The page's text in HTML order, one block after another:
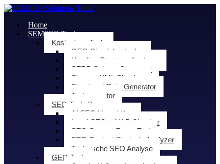
Home
SEMSEO Tools
Kostenlose Tools
GEO Check kostenlos
Heading Structure Analyzer
SERP Snippet Generator
Sitemap XML Checker
Structured Data Generator
Textgenerator
SEO Tools Pro
AI SEO Vorschläge
Local SEO & NAP Checker
SEO Content Roast Tool
SEO Content Strategie Analyzer
Technische SEO Analyse
GEO Tools